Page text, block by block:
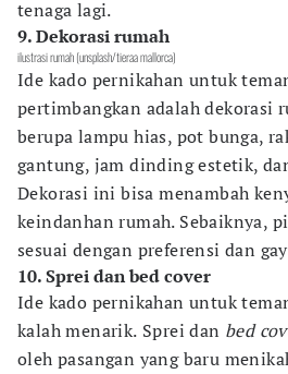
tenaga lagi.
9. Dekorasi rumah
ilustrasi rumah (unsplash/tieraa mallorca)
Ide kado pernikahan untuk
pertimbangkan adalah dekorasi
berupa lampu hias, pot bunga,
gantung, jam dinding estetik,
Dekorasi ini bisa menambah
keindanhan rumah. Sebaiknya,
sesuai dengan preferensi dan
10. Sprei dan bed cover
Ide kado pernikahan untuk
kalah menarik. Sprei dan bed
oleh pasangan yang baru